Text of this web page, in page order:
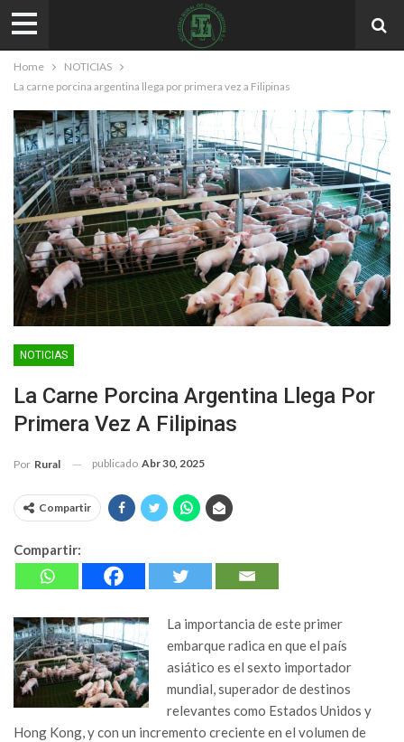
Home
NOTICIAS
La carne porcina argentina llega por primera vez a Filipinas
NOTICIAS
La Carne Porcina Argentina Llega Por
Primera Vez A Filipinas
Por Rural publicado Abr 30, 2025
Compartir
Compartir:
La importancia de este primer
embarque radica en que el país
asiático es el sexto importador
mundial, superador de destinos
relevantes como Estados Unidos y
Hong Kong, y con un incremento creciente en el volumen de